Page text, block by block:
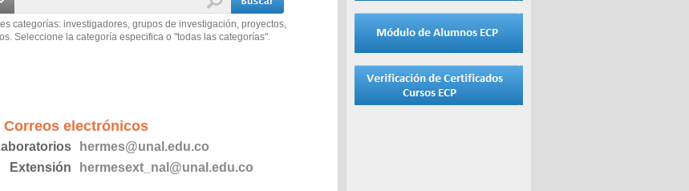
categorías: investigadores, grupos de investigación, proyectos,
Seleccione la categoría especifica o "todas las categorías".
Correos electrónicos
hermes@unal.edu.co
Extensión
hermesext_nal@unal.edu.co